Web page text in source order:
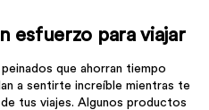
esfuerzo para viajar
que ahorran tiempo
a sentirte increíble mientras te
tus viajes. Algunos productos